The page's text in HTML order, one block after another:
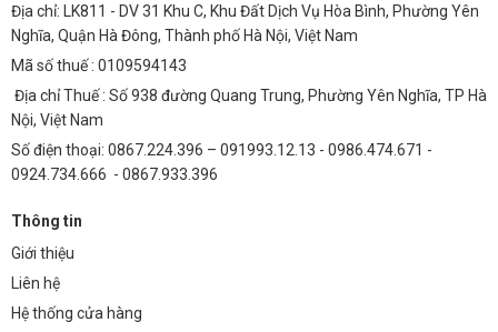
Địa chỉ: LK811 - DV 31 Khu C, Khu Đất Dịch Vụ Hòa Bình, Phường Yên
Nghĩa, Quận Hà Đông, Thành phố Hà Nội, Việt Nam
Mã số thuế : 0109594143
Địa chỉ Thuế : Số 938 đường Quang Trung, Phường Yên Nghĩa, TP Hà
Nội, Việt Nam
Số điện thoại: 0867.224.396 – 091993.12.13 - 0986.474.671 -
0924.734.666 - 0867.933.396
Thông tin
Giới thiệu
Liên hệ
Hệ thống cửa hàng